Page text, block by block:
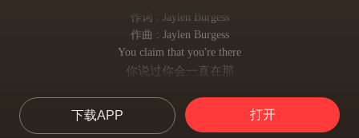
作词 : Jaylen Burgess
作曲 : Jaylen Burgess
You claim that you're there
你说过你会一直在那
也保证你我会一直在一起
But it's only lies
下载APP 打开